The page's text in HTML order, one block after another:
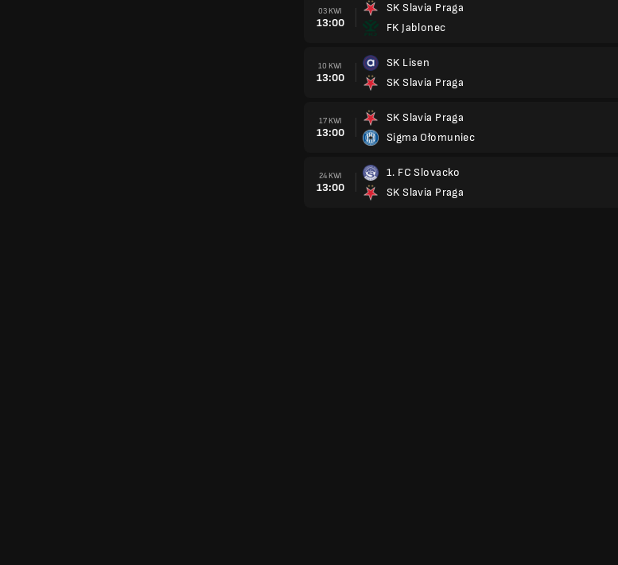
03 KWI
13:00
SK Slavia Praga
FK Jablonec
10 KWI
13:00
SK Lisen
SK Slavia Praga
17 KWI
13:00
SK Slavia Praga
Sigma Ołomuniec
24 KWI
13:00
1. FC Slovacko
SK Slavia Praga